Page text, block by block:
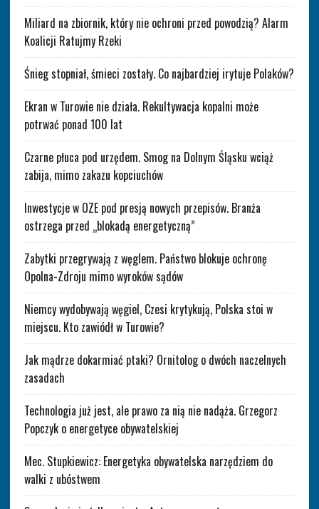
Miliard na zbiornik, który nie ochroni przed powodzią? Alarm
Koalicji Ratujmy Rzeki
Śnieg stopniał, śmieci zostały. Co najbardziej irytuje Polaków?
Ekran w Turowie nie działa. Rekultywacja kopalni może
potrwać ponad 100 lat
Czarne płuca pod urzędem. Smog na Dolnym Śląsku wciąż
zabija, mimo zakazu kopciuchów
Inwestycje w OZE pod presją nowych przepisów. Branża
ostrzega przed „blokadą energetyczną”
Zabytki przegrywają z węglem. Państwo blokuje ochronę
Opolna-Zdroju mimo wyroków sądów
Niemcy wydobywają węgiel, Czesi krytykują, Polska stoi w
miejscu. Kto zawiódł w Turowie?
Jak mądrze dokarmiać ptaki? Ornitolog o dwóch naczelnych
zasadach
Technologia już jest, ale prawo za nią nie nadąża. Grzegorz
Popczyk o energetyce obywatelskiej
Mec. Stupkiewicz: Energetyka obywatelska narzędziem do
walki z ubóstwem